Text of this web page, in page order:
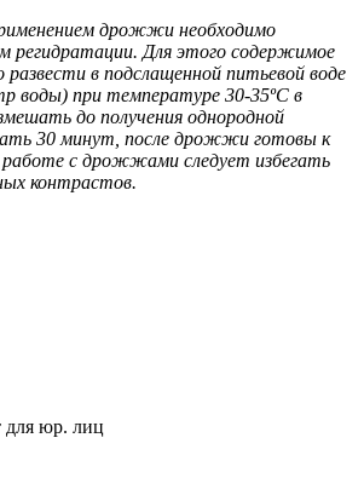
дрожжи необходимо
регидратации. Для этого содержимое
развести в подслащенной питьевой воде
воды) при температуре 30-35ºС в
до получения однородной
30 минут, после дрожжи готовы к
работе с дрожжами следует избегать
контрастов.
для юр. лиц